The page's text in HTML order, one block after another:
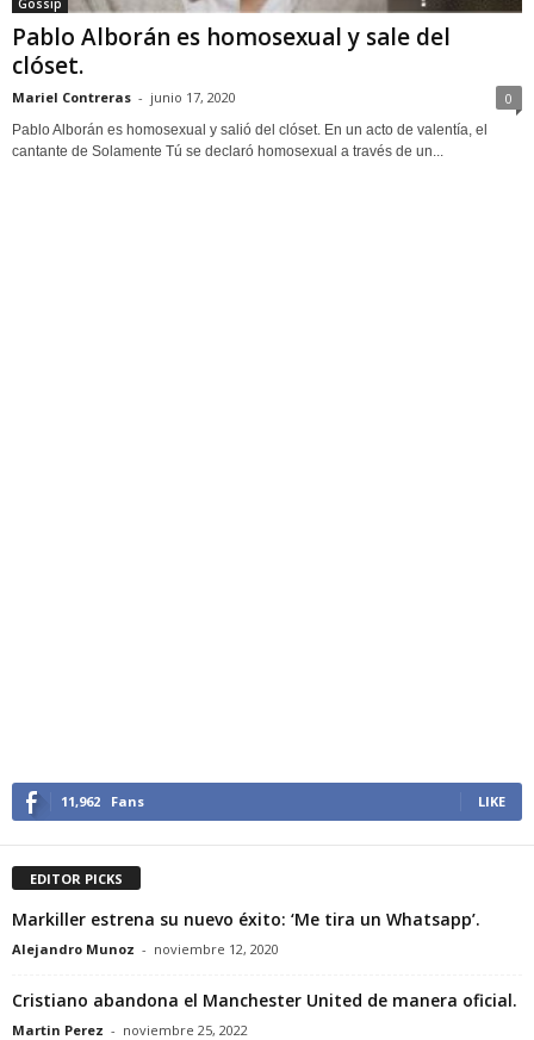
Pablo Alborán es homosexual y sale del
clóset.
Mariel Contreras - junio 17, 2020 0
Pablo Alborán es homosexual y salió del clóset. En un acto de valentía, el
cantante de Solamente Tú se declaró homosexual a través de un...
11,962 Fans LIKE
EDITOR PICKS
Markiller estrena su nuevo éxito: ‘Me tira un Whatsapp’.
Alejandro Munoz - noviembre 12, 2020
Cristiano abandona el Manchester United de manera oficial.
Martin Perez - noviembre 25, 2022